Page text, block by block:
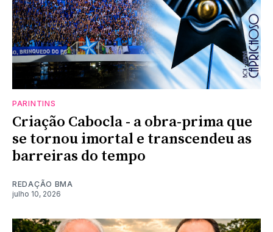
PARINTINS
Criação Cabocla - a obra-prima que
se tornou imortal e transcendeu as
barreiras do tempo
REDAÇÃO BMA
julho 10, 2026